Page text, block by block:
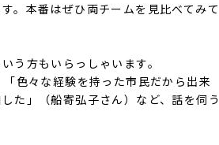
。本番はぜひ両チームを見比べてみて
う方もいらっしゃいます。
色々な経験を持った市民だから出来
た」（船寄弘子さん）など、話を伺う